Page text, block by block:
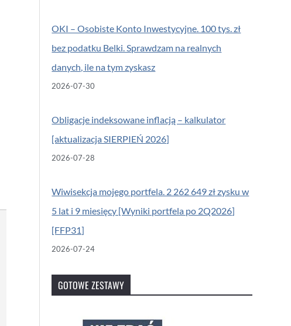
OKI – Osobiste Konto Inwestycyjne. 100 tys. zł
bez podatku Belki. Sprawdzam na realnych
danych, ile na tym zyskasz
2026-07-30
Obligacje indeksowane inflacją – kalkulator
[aktualizacja SIERPIEŃ 2026]
2026-07-28
Wiwisekcja mojego portfela. 2 262 649 zł zysku w
5 lat i 9 miesięcy [Wyniki portfela po 2Q2026]
[FFP31]
2026-07-24
GOTOWE ZESTAWY